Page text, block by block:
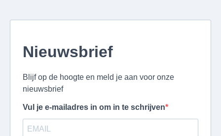
Nieuwsbrief
Blijf op de hoogte en meld je aan voor onze
nieuwsbrief
Vul je e-mailadres in om in te schrijven